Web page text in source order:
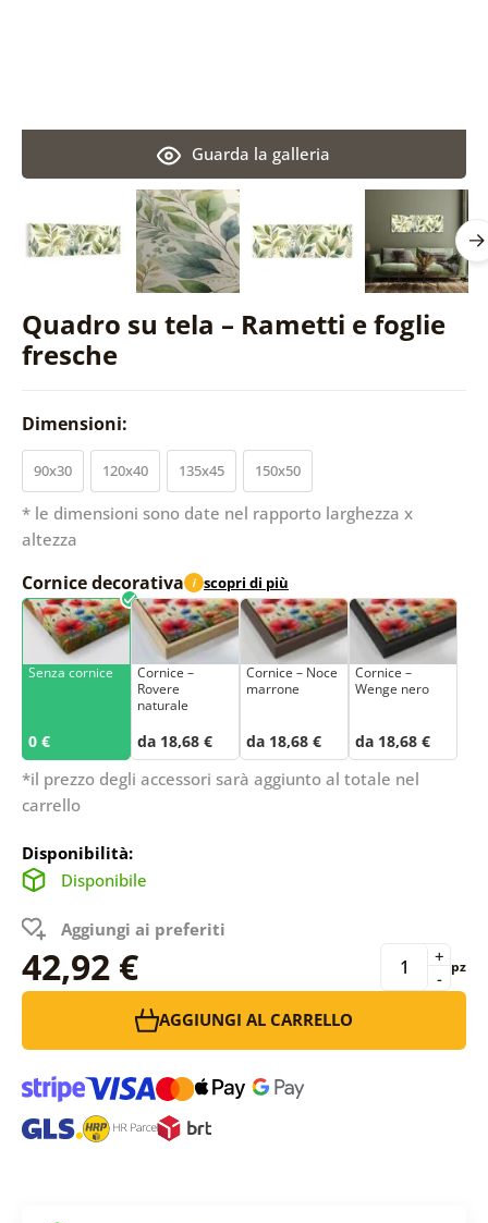
Quadro su tela – Rametti e foglie
fresche
Guarda la galleria
Dimensioni:
90x30 120x40 135x45 150x50
* le dimensioni sono date nel rapporto larghezza x
altezza
Cornice decorativa i scopri di più
Senza cornice
0 €
Cornice –
Rovere
naturale
da 18,68 €
Cornice – Noce
marrone
da 18,68 €
Cornice –
Wenge nero
da 18,68 €
*il prezzo degli accessori sarà aggiunto al totale nel
carrello
Disponibilità:
Disponibile
Aggiungi ai preferiti
42,92 € -
+ pz
AGGIUNGI AL CARRELLO